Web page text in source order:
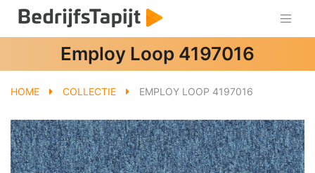
Employ Loop 4197016
HOME COLLECTIE EMPLOY LOOP 4197016